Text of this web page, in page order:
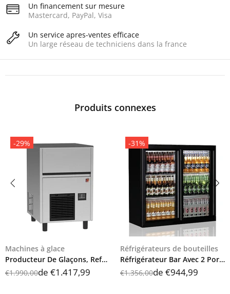
Un financement sur mesure
Mastercard, PayPal, Visa
Un service apres-ventes efficace
Un large réseau de techniciens dans la france
Produits connexes
-29%
Machines à glace
Producteur De Glaçons, Refroidissement à Air, 32 Kg/24 H, BAA0071
€1.990,00de €1.417,99
-31%
Réfrigérateurs de bouteilles
Réfrigérateur Bar Avec 2 Portes Coulissantes En Verre, 200 Litres, +1°/+10°C, IBC0026SD
€1.356,00de €944,99